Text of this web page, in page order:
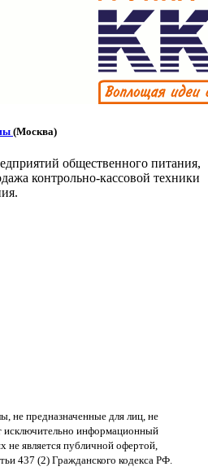
(Москва)
общественного питания,
контрольно-кассовой техники
не предназначенные для лиц, не
исключительно информационный
не является публичной офертой,
437 (2) Гражданского кодекса РФ.